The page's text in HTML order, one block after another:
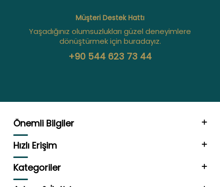
Müşteri Destek Hattı
Yaşadığınız olumsuzlukları güzel deneyimlere
dönüştürmek için buradayız.
+90 544 623 73 44
Önemli Bilgiler
Hızlı Erişim
Kategoriler